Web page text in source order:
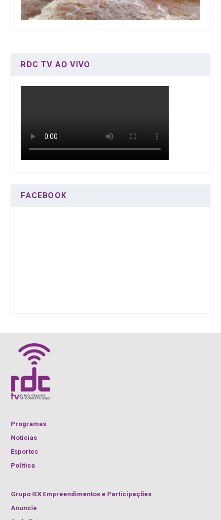
RDC TV AO VIVO
FACEBOOK
Programas
Notícias
Esportes
Política
Grupo IEX Empreendimentos e Participações
Anuncie